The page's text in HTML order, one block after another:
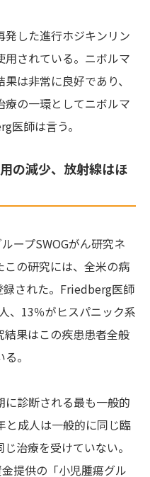
した進行ホジキンリン
されている。ニボルマ
は非常に良好であり、
の一環としてニボルマ
医師は言う。
の減少、放射線はほ
ープSWOGがん研究ネ
この研究には、全米の病
された。Friedberg医師
、13％がヒスパニック系
果はこの疾患患者全般
。
診断される最も一般的
と成人は一般的に同じ臨
治療を受けていない。
提供の「小児腫瘍グル